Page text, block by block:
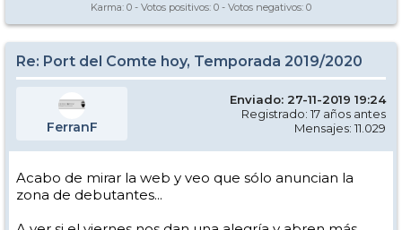
Karma: 0 - Votos positivos: 0 - Votos negativos: 0
Re: Port del Comte hoy, Temporada 2019/2020
FerranF
Enviado: 27-11-2019 19:24
Registrado: 17 años antes
Mensajes: 11.029
Acabo de mirar la web y veo que sólo anuncian la
zona de debutantes...